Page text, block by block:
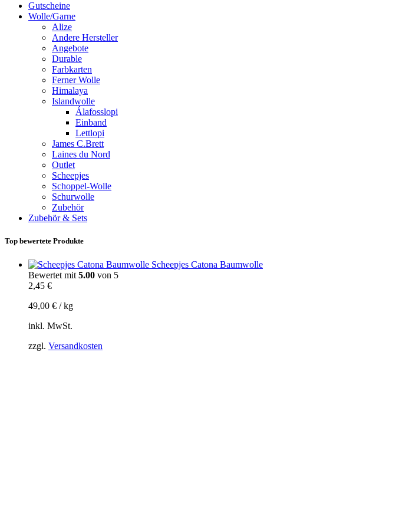
Gutscheine
Wolle/Garne
Alize
Andere Hersteller
Angebote
Durable
Farbkarten
Ferner Wolle
Himalaya
Islandwolle
Álafosslopi
Einband
Lettlopi
James C.Brett
Laines du Nord
Outlet
Scheepjes
Schoppel-Wolle
Schurwolle
Zubehör
Zubehör & Sets
Top bewertete Produkte
Scheepjes Catona Baumwolle
Bewertet mit 5.00 von 5
2,45 €
49,00 € /kg
inkl. MwSt.
zzgl. Versandkosten